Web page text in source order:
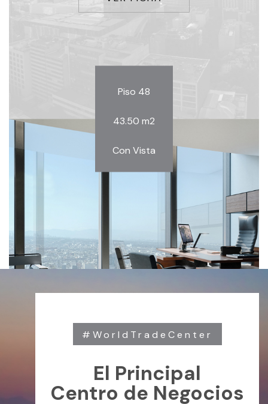
Piso 48
43.50 m2
Con Vista
#WorldTradeCenter
El Principal
Centro de Negocios